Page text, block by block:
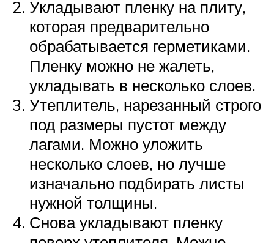
Укладывают пленку на плиту,
которая предварительно
обрабатывается герметиками.
Пленку можно не жалеть,
укладывать в несколько слоев.
Утеплитель, нарезанный строго
под размеры пустот между
лагами. Можно уложить
несколько слоев, но лучше
изначально подбирать листы
нужной толщины.
Снова укладывают пленку